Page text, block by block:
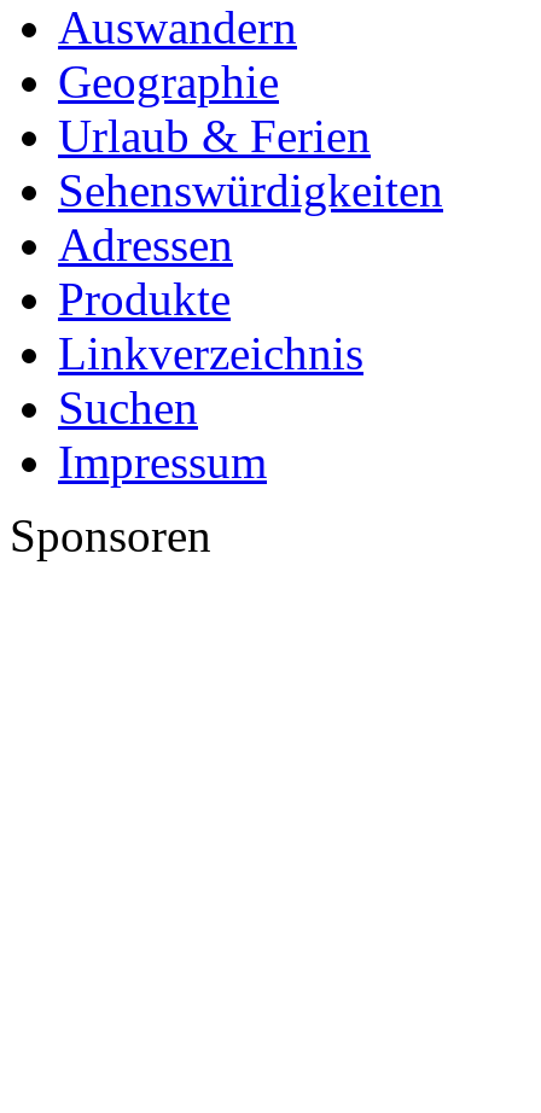
Auswandern
Geographie
Urlaub & Ferien
Sehenswürdigkeiten
Adressen
Produkte
Linkverzeichnis
Suchen
Impressum
Sponsoren